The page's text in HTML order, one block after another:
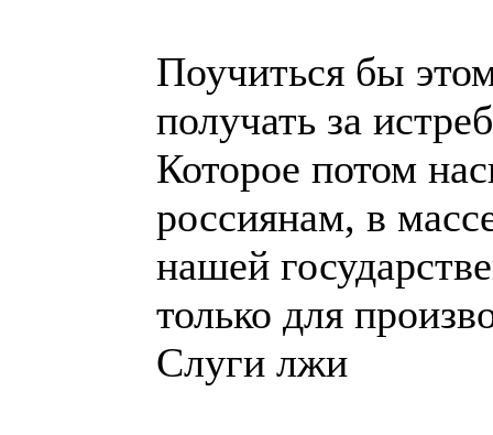
Поучиться бы
получать за
Которое потом
россиянам, в
нашей
только для
Слуги лжи